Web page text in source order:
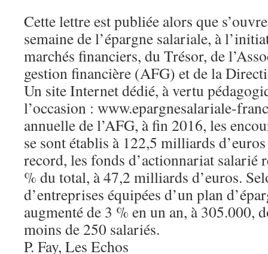
Cette lettre est publiée alors que
semaine de l’épargne salariale, à
marchés financiers, du Trésor, de
gestion financière (AFG) et de la
Un site Internet dédié, à vertu
l’occasion : www.epargnesalariale-
annuelle de l’AFG, à fin 2016, les
se sont établis à 122,5 milliards
record, les fonds d’actionnariat salarié
% du total, à 47,2 milliards d’euros.
d’entreprises équipées d’un plan
augmenté de 3 % en un an, à 305.000,
moins de 250 salariés.
P. Fay, Les Echos